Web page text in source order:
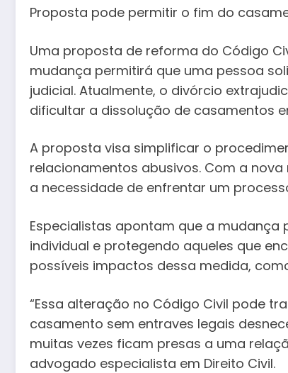
Proposta pode permitir o fim do
Uma proposta de reforma do Código
mudança permitirá que uma pessoa
judicial. Atualmente, o divórcio
dificultar a dissolução de casamentos
A proposta visa simplificar o
relacionamentos abusivos. Com a
a necessidade de enfrentar um
Especialistas apontam que a
individual e protegendo aqueles que
possíveis impactos dessa medida,
“Essa alteração no Código Civil pode
casamento sem entraves legais
muitas vezes ficam presas a uma
advogado especialista em Direito Civil.